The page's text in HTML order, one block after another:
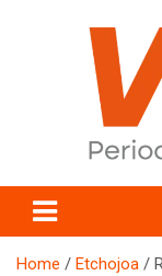
Home Etchojoa